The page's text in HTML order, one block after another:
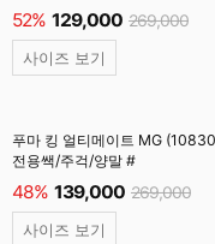
52% 129,000 269,000
사이즈 보기
푸마 킹 얼티메이트 MG
전용쌕/주걱/양말 #
48% 139,000 269,000
사이즈 보기